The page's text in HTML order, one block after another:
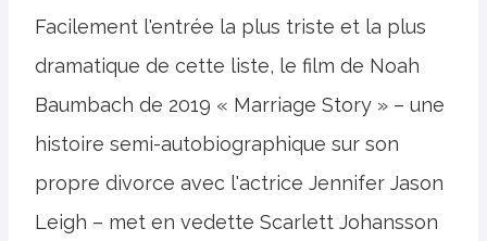
Facilement l'entrée la plus triste et la plus
dramatique de cette liste, le film de Noah
Baumbach de 2019 « Marriage Story » – une
histoire semi-autobiographique sur son
propre divorce avec l'actrice Jennifer Jason
Leigh – met en vedette Scarlett Johansson